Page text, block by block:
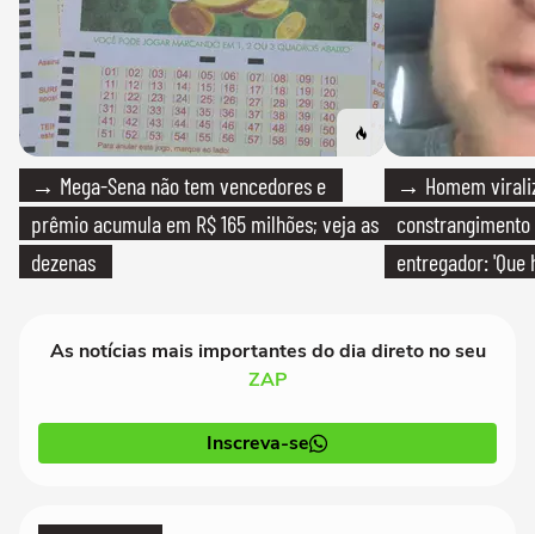
→ Mega-Sena não tem vencedores e
prêmio acumula em R$ 165 milhões; veja as
dezenas
→ Homem
entregador: 'Que
As notícias mais importantes do dia direto no seu
ZAP
Inscreva-se